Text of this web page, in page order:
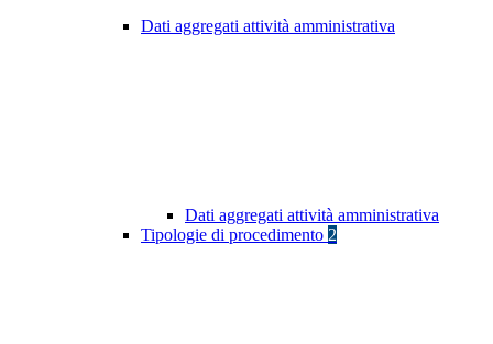
Dati aggregati attività amministrativa
Dati aggregati attività amministrativa
Tipologie di procedimento 2